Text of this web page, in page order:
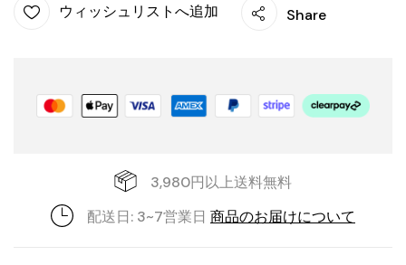
ウィッシュリストへ追加 Share
3,980円以上送料無料
配送日: 3~7営業日 商品のお届けについて